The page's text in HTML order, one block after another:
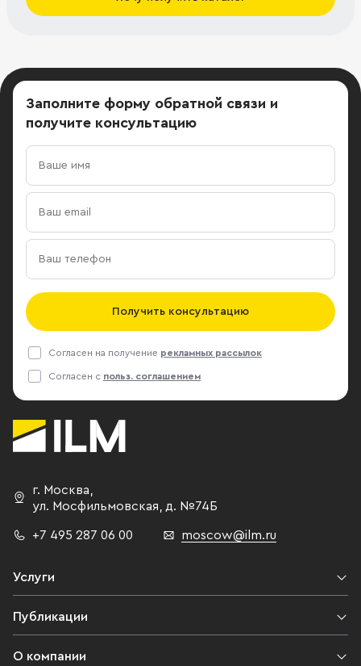
Заполните форму обратной связи и
получите консультацию
Получить консультацию
Согласен на получение рекламных рассылок
Согласен с польз. соглашением
г. Москва,
ул. Мосфильмовская, д. №74Б
+7 495 287 06 00 moscow@ilm.ru
Услуги
Публикации
О компании